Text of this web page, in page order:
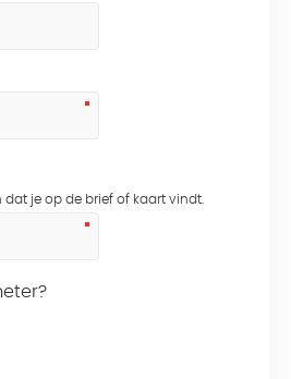
dat je op de brief of kaart vindt.